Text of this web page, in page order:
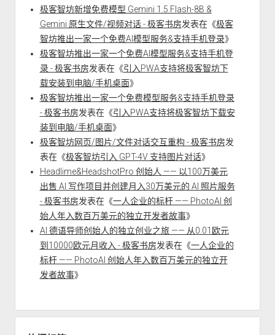
极客智坊新增免费模型 Gemini 1.5 Flash-8B &
Gemini 原生文件/视频对话 - 极客书房发表在《极客
智坊推出一家一个免费AI模型服务&支持手机登录》
极客智坊推出一家一个免费AI模型服务&支持手机登
录 - 极客书房发表在《引入PWA支持将极客智坊下
载安装到电脑/手机桌面》
极客智坊推出一家一个免费模型服务&支持手机登录
- 极客书房发表在《引入PWA支持将极客智坊下载安
装到电脑/手机桌面》
极客智坊网页/图片/文件对话交互重构 - 极客书房发
表在《极客智坊引入 GPT-4V 支持图片对话》
Headlime&HeadshotPro 创始人 —— 以100万美元
出售 AI 写作项目并创建月入30万美元的 AI 照片服务
- 极客书房发表在《一人企业的标杆 —— PhotoAI 创
始人年入数百万美元的独立开发者故事》
AI 德语导师创始人的独立创业之旅 —— 从0.01欧元
到10000欧元月收入 - 极客书房发表在《一人企业的
标杆 —— PhotoAI 创始人年入数百万美元的独立开
发者故事》